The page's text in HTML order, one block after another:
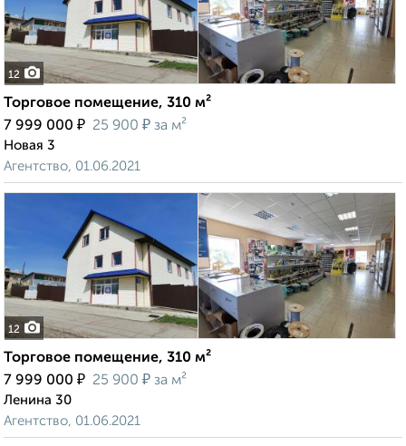
12
Торговое помещение, 310 м²
7 999 000 ₽ 25 900 ₽ за м²
Новая 3
Агентство, 01.06.2021
12
Торговое помещение, 310 м²
7 999 000 ₽ 25 900 ₽ за м²
Ленина 30
Агентство, 01.06.2021